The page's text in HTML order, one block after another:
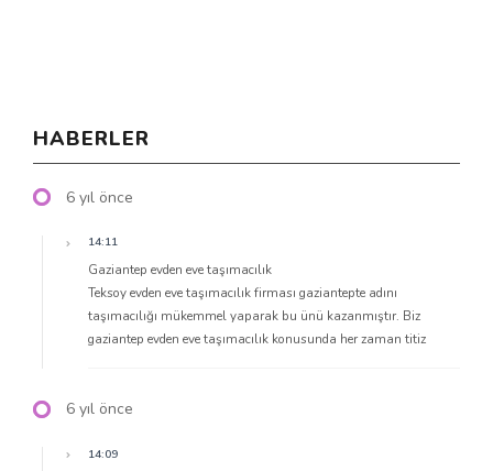
HABERLER
6 yıl önce
14:11
Gaziantep evden eve taşımacılık
Teksoy evden eve taşımacılık firması gaziantepte adını
taşımacılığı mükemmel yaparak bu ünü kazanmıştır. Biz
gaziantep evden eve taşımacılık konusunda her zaman titiz
6 yıl önce
14:09